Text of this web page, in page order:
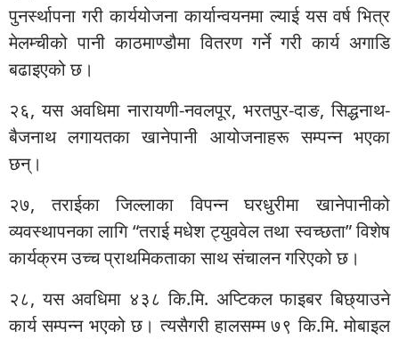
पुनर्स्थापना गरी कार्ययोजना कार्यान्वयनमा ल्याई यस वर्ष भित्र
मेलम्चीको पानी काठमाण्डौमा वितरण गर्ने गरी कार्य अगाडि
बढाइएको छ।
२६, यस अवधिमा नारायणी-नवलपूर, भरतपुर-दाङ, सिद्धनाथ-
बैजनाथ लगायतका खानेपानी आयोजनाहरू सम्पन्न भएका
छन्।
२७, तराईका जिल्लाका विपन्न घरधुरीमा खानेपानीको
व्यवस्थापनका लागि “तराई मधेश ट्युववेल तथा स्वच्छता” विशेष
कार्यक्रम उच्च प्राथमिकताका साथ संचालन गरिएको छ।
२८, यस अवधिमा ४३८ कि.मि. अप्टिकल फाइबर बिछ्याउने
कार्य सम्पन्न भएको छ। त्यसैगरी हालसम्म ७९ कि.मि. मोबाइल